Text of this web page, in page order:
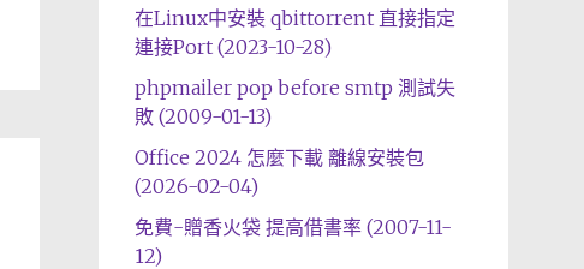
在Linux中安裝 qbittorrent 直接指定
連接Port (2023-10-28)
phpmailer pop before smtp 測試失
敗 (2009-01-13)
Office 2024 怎麼下載 離線安裝包
(2026-02-04)
免費-贈香火袋 提高借書率 (2007-11-
12)